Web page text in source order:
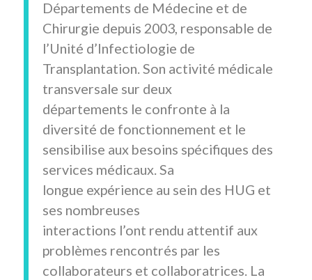
Départements de Médecine et de
Chirurgie depuis 2003, responsable de
l’Unité d’Infectiologie de
Transplantation. Son activité médicale
transversale sur deux
départements le confronte à la
diversité de fonctionnement et le
sensibilise aux besoins spécifiques des
services médicaux. Sa
longue expérience au sein des HUG et
ses nombreuses
interactions l’ont rendu attentif aux
problèmes rencontrés par les
collaborateurs et collaboratrices. La